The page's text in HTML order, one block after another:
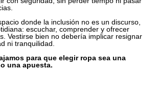
donde la inclusión no es un discurso,
escuchar, comprender y ofrecer
Vestirse bien no debería implicar resignar
ni tranquilidad.
para que elegir ropa sea una
una apuesta.